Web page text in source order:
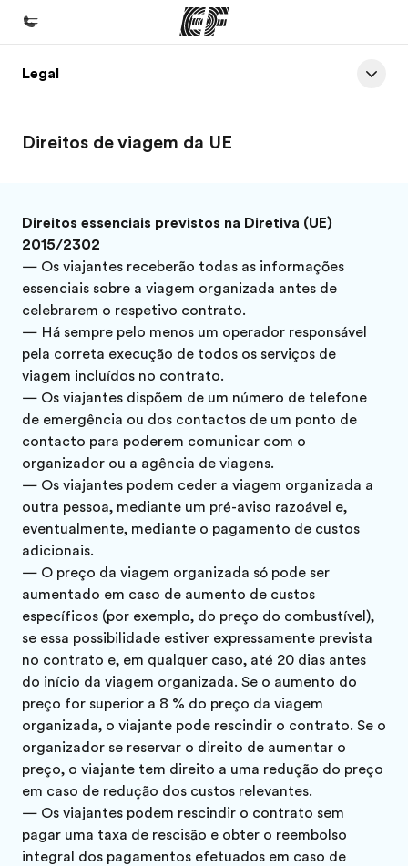
Início
Programas
Escritórios
Encontre um escritório
Sobre nós
Quem somos
Carreiras
Junte-se a nós
Legal
Direitos de viagem da UE
Direitos essenciais previstos na Diretiva (UE)
2015/2302
— Os viajantes receberão todas as informações
essenciais sobre a viagem organizada antes de
celebrarem o respetivo contrato.
— Há sempre pelo menos um operador responsável
pela correta execução de todos os serviços de
viagem incluídos no contrato.
— Os viajantes dispõem de um número de telefone
de emergência ou dos contactos de um ponto de
contacto para poderem comunicar com o
organizador ou a agência de viagens.
— Os viajantes podem ceder a viagem organizada a
outra pessoa, mediante um pré-aviso razoável e,
eventualmente, mediante o pagamento de custos
adicionais.
— O preço da viagem organizada só pode ser
aumentado em caso de aumento de custos
específicos (por exemplo, do preço do combustível),
se essa possibilidade estiver expressamente prevista
no contrato e, em qualquer caso, até 20 dias antes
do início da viagem organizada. Se o aumento do
preço for superior a 8 % do preço da viagem
organizada, o viajante pode rescindir o contrato. Se o
organizador se reservar o direito de aumentar o
preço, o viajante tem direito a uma redução do preço
em caso de redução dos custos relevantes.
— Os viajantes podem rescindir o contrato sem
pagar uma taxa de rescisão e obter o reembolso
integral dos pagamentos efetuados em caso de